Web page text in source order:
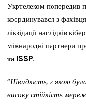
Укртелеком попередив
координувався з
ліквідації наслідків
міжнародні партнери
та ISSP.
“Швидкість, з якою
високу стійкість